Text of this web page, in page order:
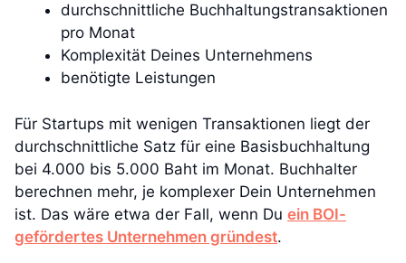
durchschnittliche Buchhaltungstransaktionen
pro Monat
Komplexität Deines Unternehmens
benötigte Leistungen
Für Startups mit wenigen Transaktionen liegt der
durchschnittliche Satz für eine Basisbuchhaltung
bei 4.000 bis 5.000 Baht im Monat. Buchhalter
berechnen mehr, je komplexer Dein Unternehmen
ist. Das wäre etwa der Fall, wenn Du ein BOI-
gefördertes Unternehmen gründest.